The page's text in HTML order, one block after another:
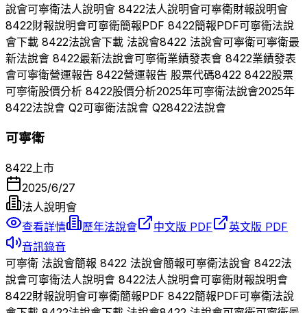
說會可寧衛法人說明會 8422法人說明會可寧衛財報說明會
8422財報說明會可寧衛簡報PDF 8422簡報PDF可寧衛法說
會下載 8422法說會下載 法說會8422 法說會可寧衛可寧衛最
新法說會 8422最新法說會可寧衛業績發表會 8422業績發表
會可寧衛營運報告 8422營運報告 股票代碼8422 8422股票
可寧衛股價分析 8422股價分析2025年可寧衛法說會2025年
8422法說會 Q2可寧衛法說會 Q28422法說會
可寧衛
8422 上市
2025/6/27
法人說明會
查看詳情
歷年法說會 中文版 PDF
英文版 PDF
音訊錄音
可寧衛 法說會簡報 8422 法說會簡報可寧衛法說會 8422法
說會可寧衛法人說明會 8422法人說明會可寧衛財報說明會
8422財報說明會可寧衛簡報PDF 8422簡報PDF可寧衛法說